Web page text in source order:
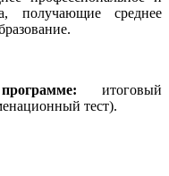
получающие среднее
итоговый
тест).